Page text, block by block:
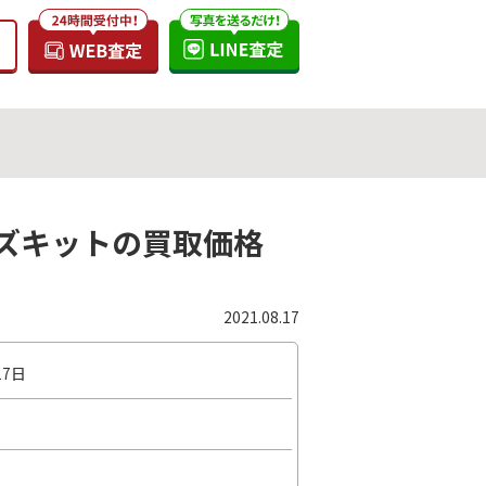
キットの買取価格
2021.08.17
日